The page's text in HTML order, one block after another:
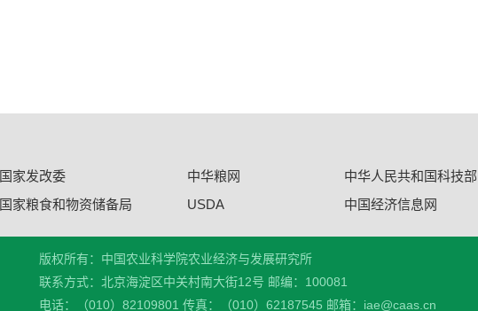
国家发改委 中华粮网 中华人民共和国科技部
国家粮食和物资储备局 USDA 中国经济信息网
版权所有：中国农业科学院农业经济与发展研究所
联系方式：北京海淀区中关村南大街12号 邮编：100081
电话：（010）82109801 传真：（010）62187545 邮箱：iae@caas.cn